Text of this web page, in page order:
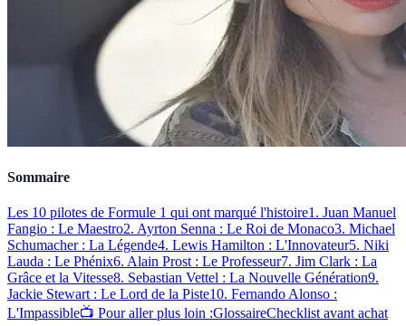
Sommaire
Les 10 pilotes de Formule 1 qui ont marqué l'histoire1. Juan Manuel
Fangio : Le Maestro2. Ayrton Senna : Le Roi de Monaco3. Michael
Schumacher : La Légende4. Lewis Hamilton : L'Innovateur5. Niki
Lauda : Le Phénix6. Alain Prost : Le Professeur7. Jim Clark : La
Grâce et la Vitesse8. Sebastian Vettel : La Nouvelle Génération9.
Jackie Stewart : Le Lord de la Piste10. Fernando Alonso :
L'Impassible📺 Pour aller plus loin :GlossaireChecklist avant achat